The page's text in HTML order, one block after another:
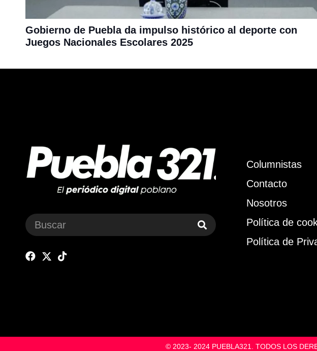
Gobierno de Puebla da impulso histórico al deporte con
Juegos Nacionales Escolares 2025
Columnistas
Contacto
Nosotros
Política de
Política de
© 2023- 2024 PUEBLA321. TODOS LOS